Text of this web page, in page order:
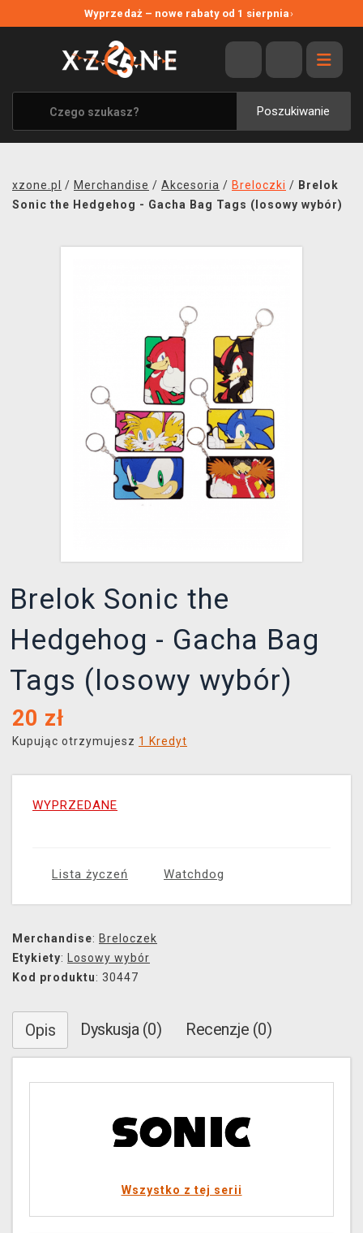
Wyprzedaż – nowe rabaty od 1 sierpnia›
Poszukiwanie
WYPRZEDAŻ
WSZYSTKIE MARKI
XZONE ORIGINALS
UBRANIA I AKCESORIA
SOUNDTRACKI
XZONE KLUB
xzone.pl / Merchandise / Akcesoria / Breloczki / Brelok
Sonic the Hedgehog - Gacha Bag Tags (losowy wybór)
Brelok Sonic the
Hedgehog - Gacha Bag
Tags (losowy wybór)
20 zł
Kupując otrzymujesz 1 Kredyt
WYPRZEDANE
Lista życzeń Watchdog
Merchandise: Breloczek
Etykiety: Losowy wybór
Kod produktu: 30447
Opis Dyskusja (0) Recenzje (0)
Wszystko z tej serii